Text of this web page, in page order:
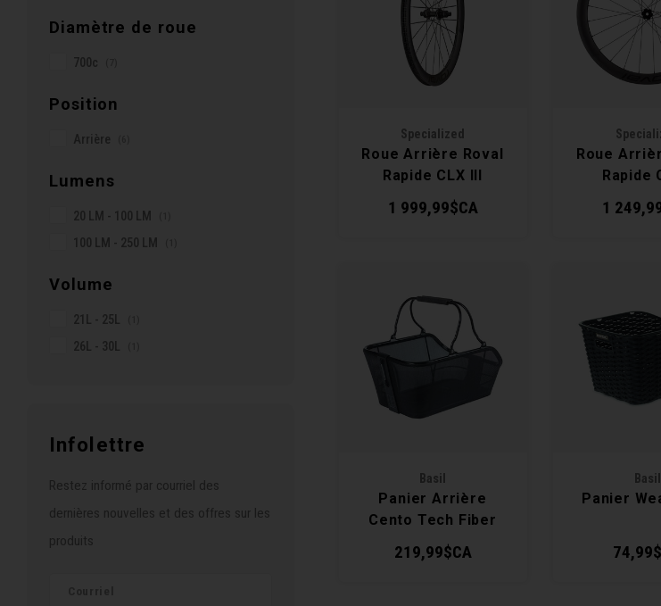
Diamètre de roue
700c
Position
Arrière
Lumens
20 LM - 100 LM
100 LM - 250 LM
Volume
21L - 25L
26L - 30L
Infolettre
Restez informé par courriel des
dernières nouvelles et des offres sur les
produits
Specialized
Roue Arrière Roval
Rapide CLX III
1 999,99$CA
Roue
Rapide
1
Basil
Panier Arrière
Cento Tech Fiber
Nordlicht MIK 21L
219,99$CA
Basil
Panier